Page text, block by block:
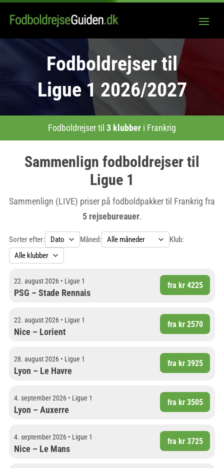
Fodboldrejser til
Ligue 1 2026/2027
Fodboldrejser til 3 klubberi Frankrig
Sammenlign fodboldrejser til
Ligue 1
Sammenlign (LIVE) priser på fodboldpakker til Frankrig fra
5 rejsebureauer.
Sorter efter: Måned: Klub:
22. august 2026 • Ligue 1
PSG – Stade Rennais
fra kr 4225
22. august 2026 • Ligue 1
Nice – Lorient
fra kr 2570
28. august 2026 • Ligue 1
Lyon – Le Havre
fra kr 3925
4. september 2026 • Ligue 1
Lyon – Auxerre
fra kr 3505
4. september 2026 • Ligue 1
Nice – Le Mans
fra kr 3725